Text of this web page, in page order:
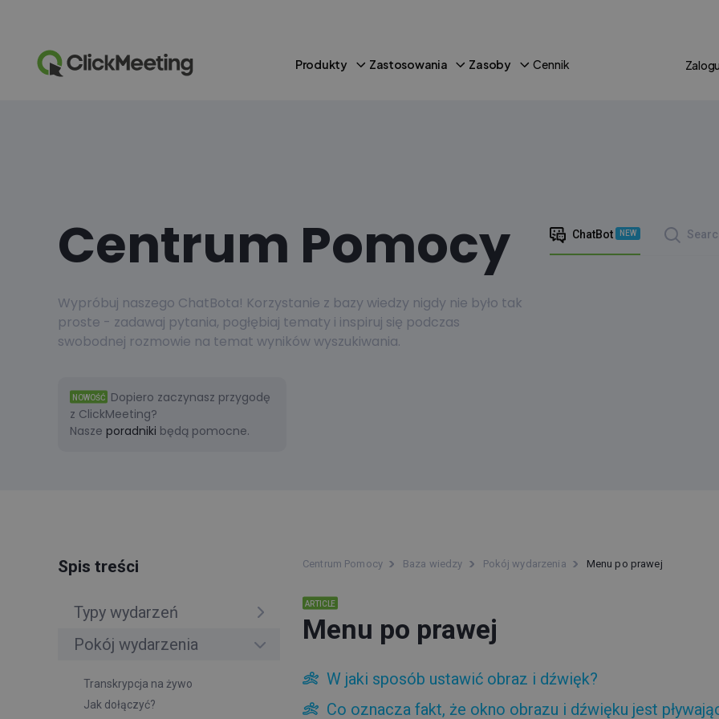
Produkty Zastosowania Zasoby Cennik
Centrum Pomocy
Wypróbuj naszego ChatBota! Korzystanie z bazy wiedzy nigdy nie było tak
proste - zadawaj pytania, pogłębiaj tematy i inspiruj się podczas
swobodnej rozmowie na temat wyników wyszukiwania.
NOWOŚĆ
Dopiero zaczynasz przygodę
z ClickMeeting?
Nasze poradniki będą pomocne.
ChatBot NEW
Spis treści
Typy wydarzeń
Pokój wydarzenia
Transkrypcja na żywo
Jak dołączyć?
Centrum Pomocy Baza wiedzy Pokój wydarzenia Menu po prawej
ARTICLE
Menu po prawej
W jaki sposób ustawić obraz i dźwięk?
Co oznacza fakt, że okno obrazu i dźwięku jest